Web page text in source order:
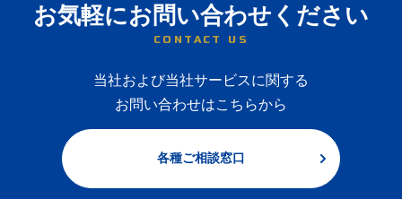
お気軽にお問い合わせください
CONTACT US
当社および当社サービスに関する
お問い合わせはこちらから
各種ご相談窓口